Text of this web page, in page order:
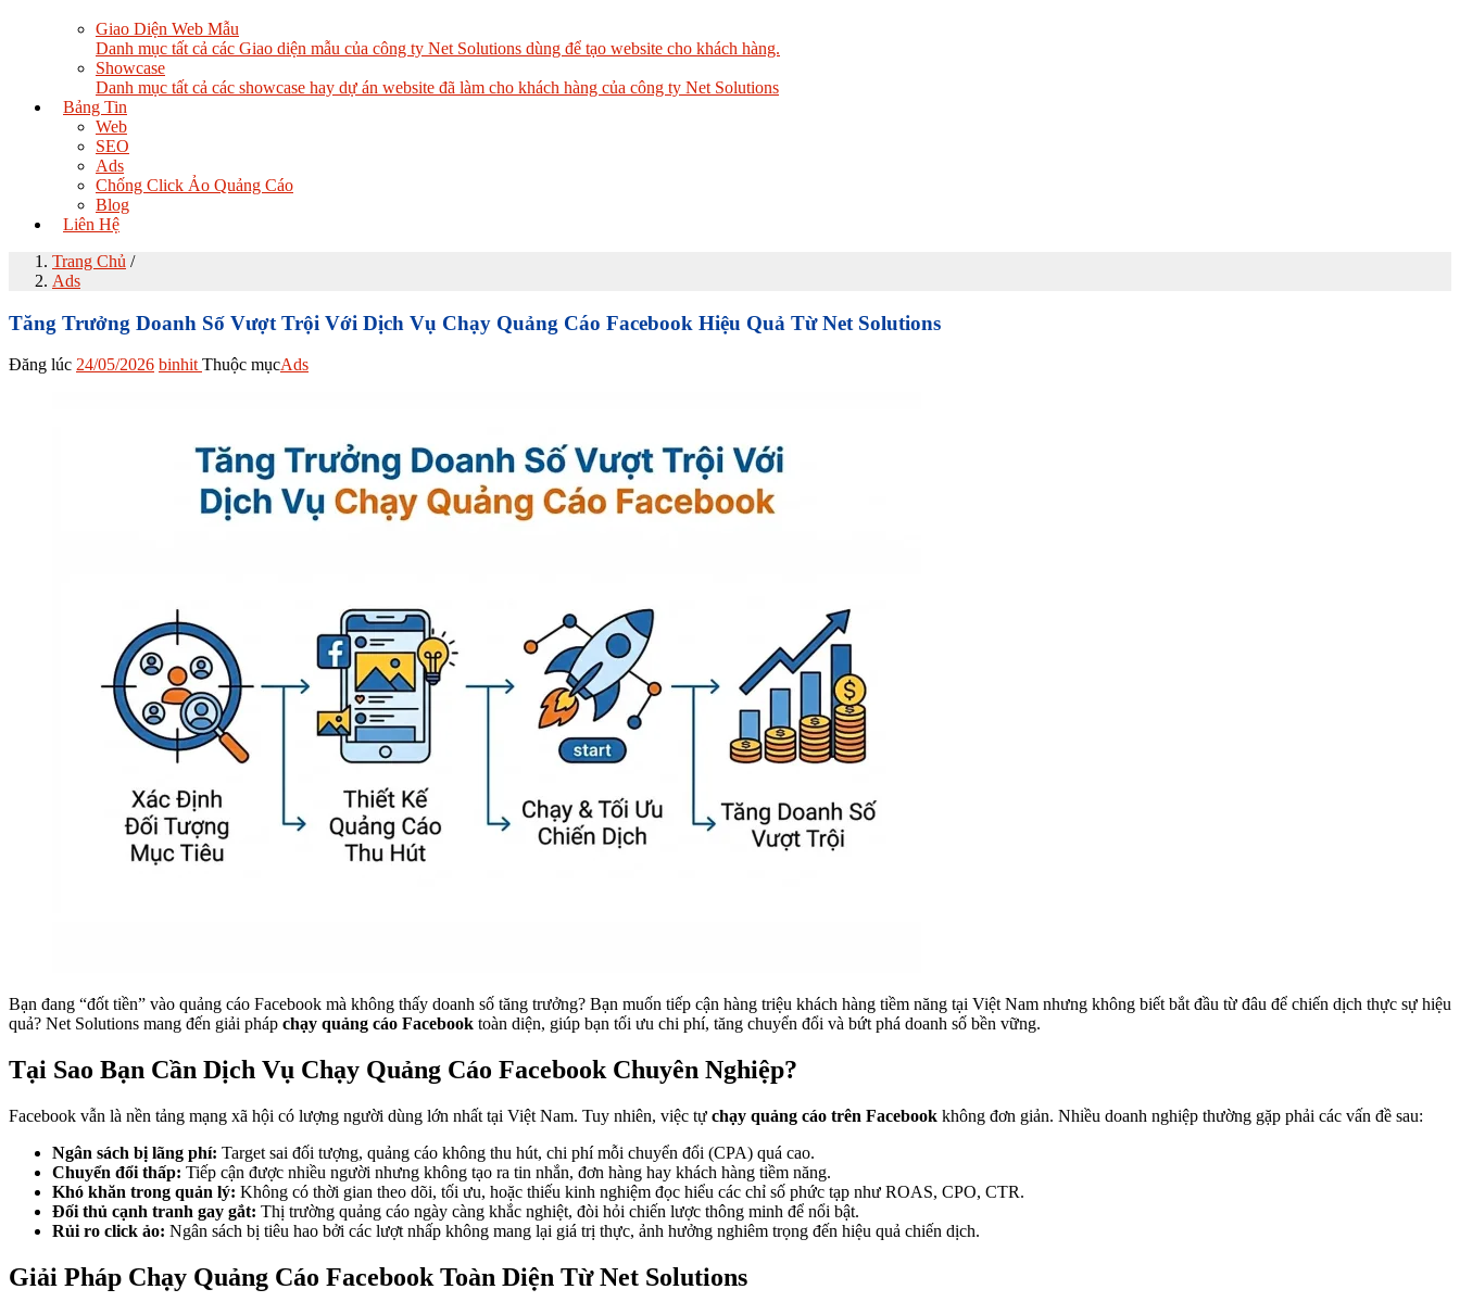
Giao Diện Web Mẫu
Danh mục tất cả các Giao diện mẫu của công ty Net Solutions dùng để tạo website cho khách hàng.
Showcase
Danh mục tất cả các showcase hay dự án website đã làm cho khách hàng của công ty Net Solutions
Bảng Tin
Web
SEO
Ads
Chống Click Ảo Quảng Cáo
Blog
Liên Hệ
Trang Chủ /
Ads
Tăng Trưởng Doanh Số Vượt Trội Với Dịch Vụ Chạy Quảng Cáo Facebook Hiệu Quả Từ Net Solutions
Đăng lúc 24/05/2026 binhitThuộc mụcAds
Bạn đang “đốt tiền” vào quảng cáo Facebook mà không thấy doanh số tăng trưởng? Bạn muốn tiếp cận hàng triệu khách hàng tiềm năng tại Việt Nam nhưng không biết bắt đầu từ đâu để chiến dịch thực sự hiệu
quả? Net Solutions mang đến giải pháp chạy quảng cáo Facebook toàn diện, giúp bạn tối ưu chi phí, tăng chuyển đổi và bứt phá doanh số bền vững.
Tại Sao Bạn Cần Dịch Vụ Chạy Quảng Cáo Facebook Chuyên Nghiệp?
Facebook vẫn là nền tảng mạng xã hội có lượng người dùng lớn nhất tại Việt Nam. Tuy nhiên, việc tự chạy quảng cáo trên Facebook không đơn giản. Nhiều doanh nghiệp thường gặp phải các vấn đề sau:
Ngân sách bị lãng phí: Target sai đối tượng, quảng cáo không thu hút, chi phí mỗi chuyển đổi (CPA) quá cao.
Chuyển đổi thấp: Tiếp cận được nhiều người nhưng không tạo ra tin nhắn, đơn hàng hay khách hàng tiềm năng.
Khó khăn trong quản lý: Không có thời gian theo dõi, tối ưu, hoặc thiếu kinh nghiệm đọc hiểu các chỉ số phức tạp như ROAS, CPO, CTR.
Đối thủ cạnh tranh gay gắt: Thị trường quảng cáo ngày càng khắc nghiệt, đòi hỏi chiến lược thông minh để nổi bật.
Rủi ro click ảo: Ngân sách bị tiêu hao bởi các lượt nhấp không mang lại giá trị thực, ảnh hưởng nghiêm trọng đến hiệu quả chiến dịch.
Giải Pháp Chạy Quảng Cáo Facebook Toàn Diện Từ Net Solutions